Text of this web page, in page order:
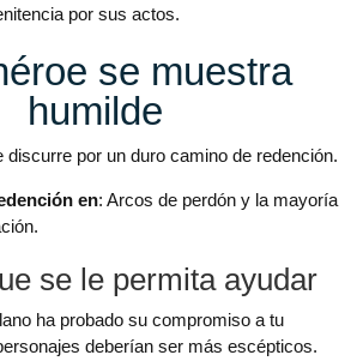
por sus actos.
se muestra
humilde
discurre por un duro camino de redención.
en: Arcos de perdón y la mayoría
se le permita ayudar
ha probado su compromiso a tu
deberían ser más escépticos.